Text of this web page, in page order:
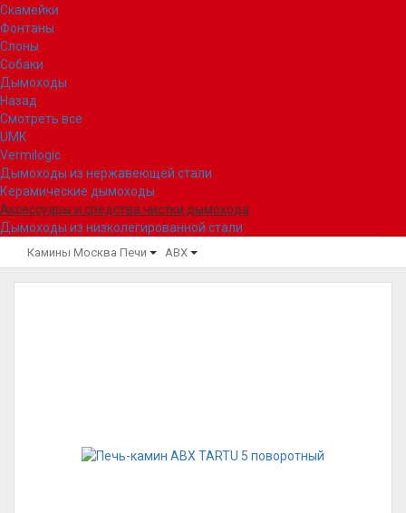
Скамейки
Фонтаны
Слоны
Собаки
Дымоходы
Назад
Смотреть все
UMK
Vermilogic
Дымоходы из нержавеющей стали
Керамические дымоходы
Аксессуары и средства чистки дымохода
Дымоходы из низколегированной стали
Камины Москва Печи ABX